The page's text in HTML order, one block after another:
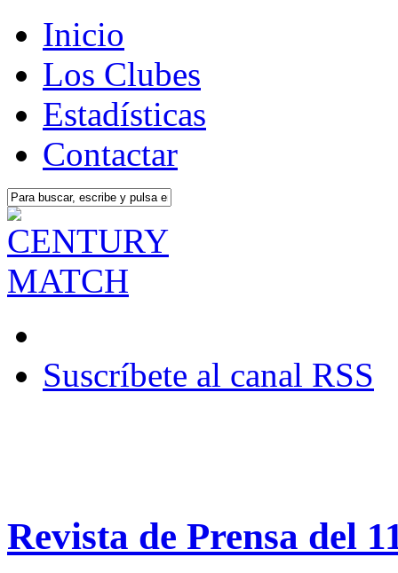
Inicio
Los Clubes
Estadísticas
Contactar
Suscríbete al canal RSS
Revista de Prensa del